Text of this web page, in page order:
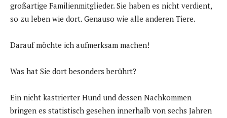
großartige Familienmitglieder. Sie haben es nicht verdient,
so zu leben wie dort. Genauso wie alle anderen Tiere.
Darauf möchte ich aufmerksam machen!
Was hat Sie dort besonders berührt?
Ein nicht kastrierter Hund und dessen Nachkommen
bringen es statistisch gesehen innerhalb von sechs Jahren